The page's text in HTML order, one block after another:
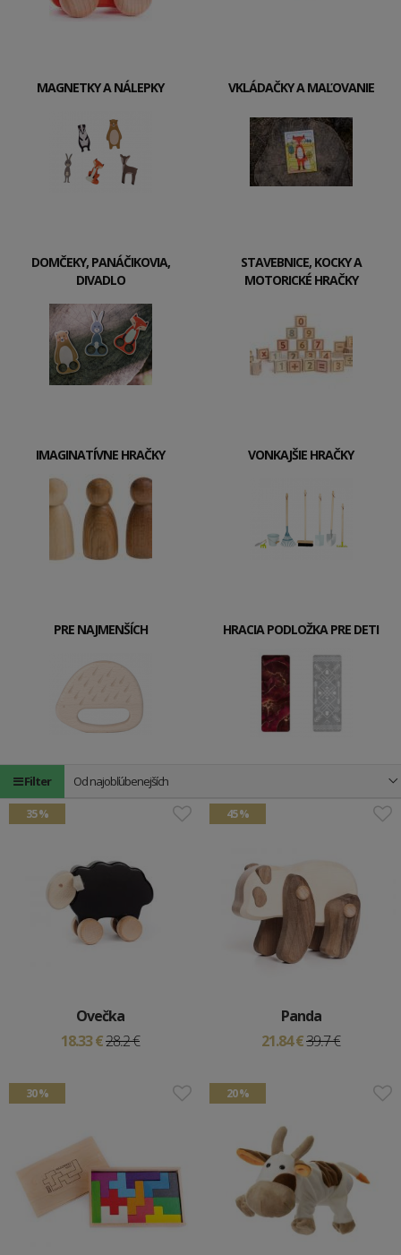
MAGNETKY A NÁLEPKY VKLÁDAČKY A MAĽOVANIE
DOMČEKY, PANÁČIKOVIA,
DIVADLO
STAVEBNICE, KOCKY A
MOTORICKÉ HRAČKY
IMAGINATÍVNE HRAČKY VONKAJŠIE HRAČKY
PRE NAJMENŠÍCH HRACIA PODLOŽKA PRE DETI
Filter Od najobľúbenejších
35 %
Ovečka
18.33 €28.2 €
45 %
Panda
21.84 €39.7 €
30 % 20 %